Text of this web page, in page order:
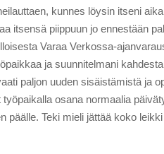
kunnes löysin itseni
itsensä piippuun jo ennestään
Varaa Verkossa-
ja suunnitelmani
paljon uuden sisäistämistä ja
osana normaalia
päälle. Teki mieli jättää koko